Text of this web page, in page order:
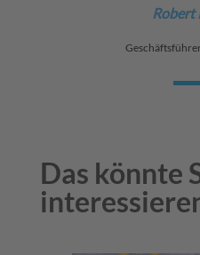
Robert
Das könnte